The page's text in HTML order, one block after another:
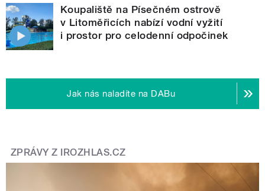
Koupaliště na Písečném ostrově
v Litoměřicích nabízí vodní vyžití
i prostor pro celodenní odpočinek
Jak nás naladíte na DABu
ZPRÁVY Z IROZHLAS.CZ